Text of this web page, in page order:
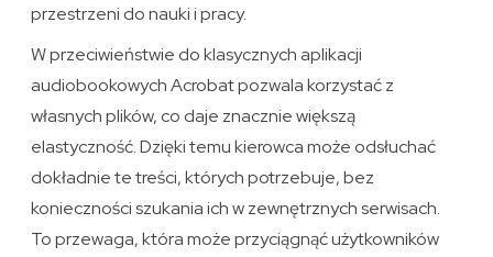
przestrzeni do nauki i pracy.
W przeciwieństwie do klasycznych aplikacji
audiobookowych Acrobat pozwala korzystać z
własnych plików, co daje znacznie większą
elastyczność. Dzięki temu kierowca może odsłuchać
dokładnie te treści, których potrzebuje, bez
konieczności szukania ich w zewnętrznych serwisach.
To przewaga, która może przyciągnąć użytkowników